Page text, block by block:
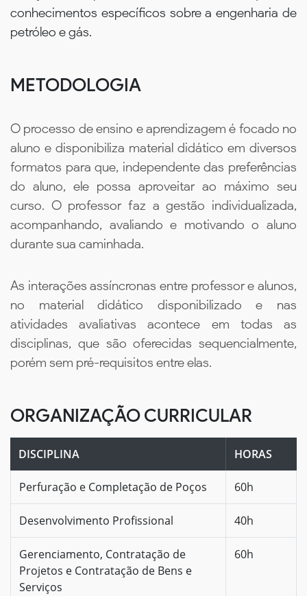
conhecimentos específicos sobre a engenharia de
petróleo e gás.
METODOLOGIA
O processo de ensino e aprendizagem é focado no
aluno e disponibiliza material didático em diversos
formatos para que, independente das preferências
do aluno, ele possa aproveitar ao máximo seu
curso. O professor faz a gestão individualizada,
acompanhando, avaliando e motivando o aluno
durante sua caminhada.
As interações assíncronas entre professor e alunos,
no material didático disponibilizado e nas
atividades avaliativas acontece em todas as
disciplinas, que são oferecidas sequencialmente,
porém sem pré-requisitos entre elas.
ORGANIZAÇÃO CURRICULAR
DISCIPLINA HORAS
Perfuração e Completação de Poços 60h
Desenvolvimento Profissional 40h
Gerenciamento, Contratação de
Projetos e Contratação de Bens e
Serviços
60h